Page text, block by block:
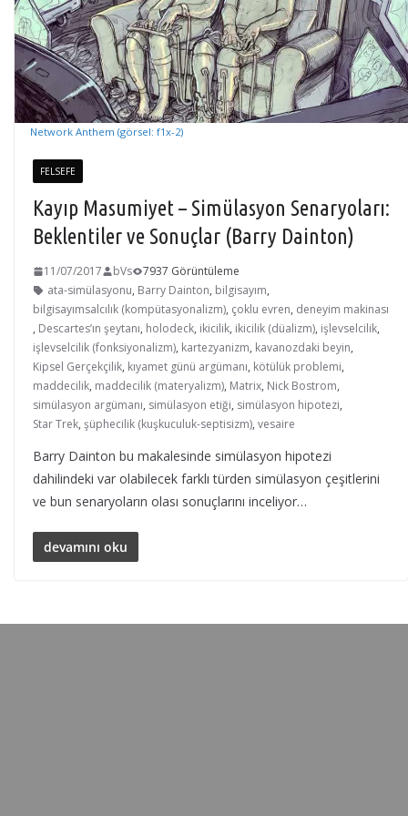
Network Anthem (görsel: f1x-2)
FELSEFE
Kayıp Masumiyet – Simülasyon Senaryoları:
Beklentiler ve Sonuçlar (Barry Dainton)
11/07/2017 bVs
7937 Görüntüleme
ata-simülasyonu, Barry Dainton, bilgisayım,
bilgisayımsalcılık (kompütasyonalizm), çoklu evren, deneyim makinası
, Descartes’ın şeytanı, holodeck, ikicilik, ikicilik (düalizm), işlevselcilik,
işlevselcilik (fonksiyonalizm), kartezyanizm, kavanozdaki beyin,
Kipsel Gerçekçilik, kıyamet günü argümanı, kötülük problemi,
maddecilik, maddecilik (materyalizm), Matrix, Nick Bostrom,
simülasyon argümanı, simülasyon etiği, simülasyon hipotezi,
Star Trek, şüphecilik (kuşkuculuk-septisizm), vesaire
Barry Dainton bu makalesinde simülasyon hipotezi
dahilindeki var olabilecek farklı türden simülasyon çeşitlerini
ve bun senaryoların olası sonuçlarını inceliyor…
devamını oku